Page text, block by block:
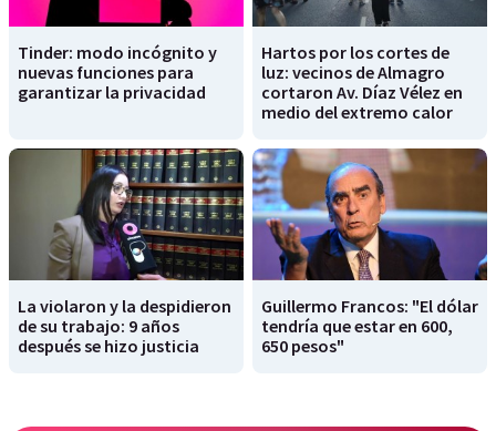
Tinder: modo incógnito y
nuevas funciones para
garantizar la privacidad
Hartos por los cortes de
luz: vecinos de Almagro
cortaron Av. Díaz Vélez en
medio del extremo calor
La violaron y la despidieron
de su trabajo: 9 años
después se hizo justicia
Guillermo Francos: "El dólar
tendría que estar en 600,
650 pesos"